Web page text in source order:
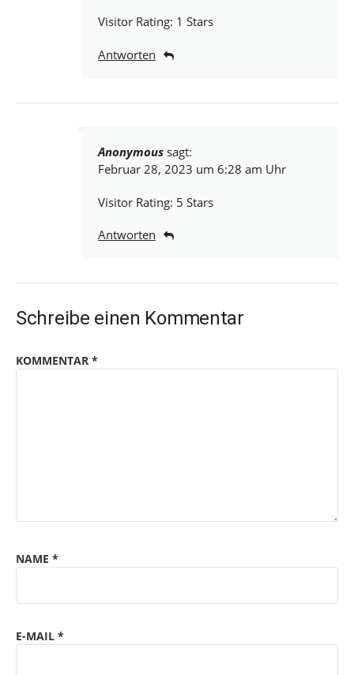
Visitor Rating: 1 Stars
Antworten
Anonymous sagt:
Februar 28, 2023 um 6:28 am Uhr
Visitor Rating: 5 Stars
Antworten
Schreibe einen Kommentar
KOMMENTAR *
NAME *
E-MAIL *